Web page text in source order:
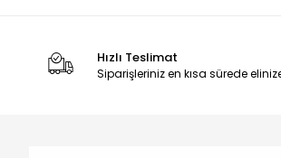
Hızlı Teslimat
Siparişleriniz en kısa sürede